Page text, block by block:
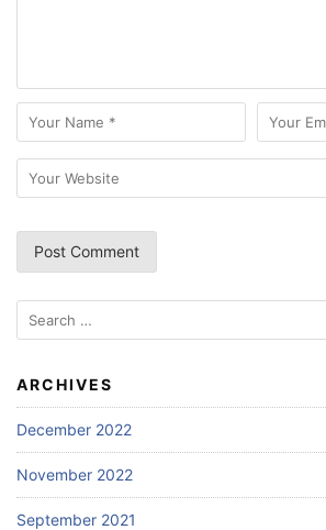
Search
for:
ARCHIVES
December 2022
November 2022
September 2021